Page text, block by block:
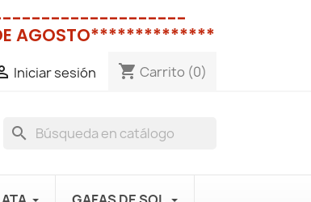
DE AGOSTO**************
Iniciar sesión shopping_cart Carrito (0)
search